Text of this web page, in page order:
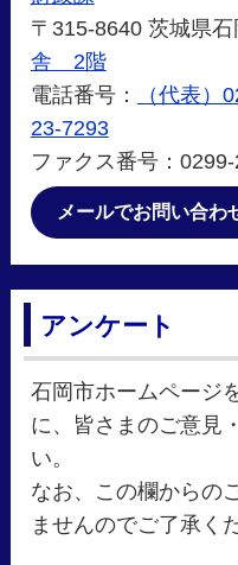
〒315-8640 茨城県
舎 2階
電話番号：
（代表）
23-7293
ファクス番号：
メールでお問い合わ
アンケート
石岡市ホームページ
に、皆さまのご意見
い。
なお、この欄からの
ませんのでご了承く